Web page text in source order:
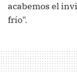
acabemos el
frío".